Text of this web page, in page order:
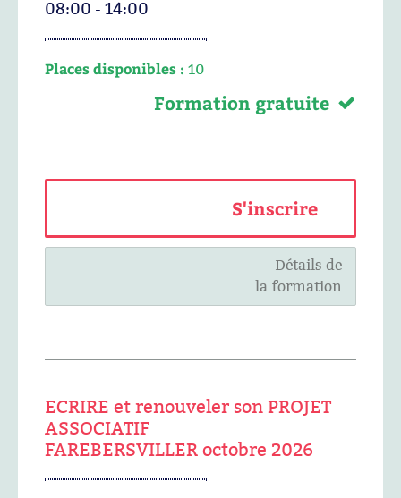
08:00 - 14:00
Places disponibles : 10
Formation gratuite
S'inscrire
Détails de
la formation
ECRIRE et renouveler son PROJET
ASSOCIATIF
FAREBERSVILLER octobre 2026